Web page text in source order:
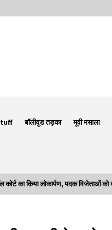
बॉलीवुड तड़का मूवी मसाला
का किया लोकार्पण, पदक विजेताओं को